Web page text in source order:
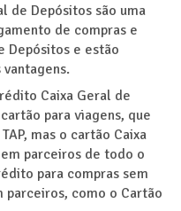
de Depósitos são uma
de compras e
Depósitos e estão
Caixa Geral de
para viagens, que
mas o cartão Caixa
parceiros de todo o
para compras sem
parceiros, como o Cartão